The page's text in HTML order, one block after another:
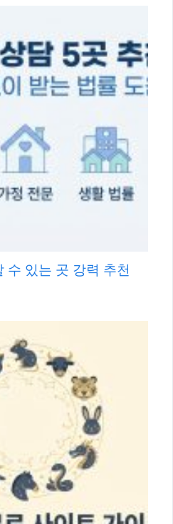
수 있는 곳 강력 추천